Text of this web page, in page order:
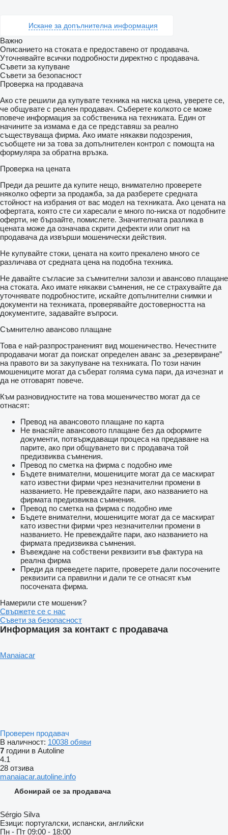
Искане за допълнителна информация
Важно
Описанието на стоката е предоставено от продавача.
Уточнявайте всички подробности директно с продавача.
Съвети за купуване
Съвети за безопасност
Проверка на продавача
Ако сте решили да купувате техника на ниска цена, уверете се,
че общувате с реален продавач. Съберете колкото се може
повече информация за собственика на техниката. Един от
начините за измама е да се представяш за реално
съществуваща фирма. Ако имате някакви подозрения,
съобщете ни за това за допълнителен контрол с помощта на
формуляра за обратна връзка.
Проверка на цената
Преди да решите да купите нещо, внимателно проверете
няколко оферти за продажба, за да разберете средната
стойност на избрания от вас модел на техниката. Ако цената на
офертата, която сте си харесали е много по-ниска от подобните
оферти, не бързайте, помислете. Значителната разлика в
цената може да означава скрити дефекти или опит на
продавача да извърши мошенически действия.
Не купувайте стоки, цената на които прекалено много се
различава от средната цена на подобна техника.
Не давайте съгласие за съмнителни залози и авансово плащане
на стоката. Ако имате някакви съмнения, не се страхувайте да
уточнявате подробностите, искайте допълнителни снимки и
документи на техниката, проверявайте достоверността на
документите, задавайте въпроси.
Съмнително авансово плащане
Това е най-разпространеният вид мошеничество. Нечестните
продавачи могат да поискат определен аванс за „резервиране”
на правото ви за закупуване на техниката. По този начин
мошениците могат да съберат голяма сума пари, да изчезнат и
да не отговарят повече.
Към разновидностите на това мошеничество могат да се
отнасят:
Превод на авансовото плащане по карта
Не внасяйте авансовото плащане без да оформите
документи, потвърждаващи процеса на предаване на
парите, ако при общуването ви с продавача той
предизвиква съмнения.
Превод по сметка на фирма с подобно име
Бъдете внимателни, мошениците могат да се маскират
като известни фирми чрез незначителни промени в
названието. Не превеждайте пари, ако названието на
фирмата предизвиква съмнения.
Превод по сметка на фирма с подобно име
Бъдете внимателни, мошениците могат да се маскират
като известни фирми чрез незначителни промени в
названието. Не превеждайте пари, ако названието на
фирмата предизвиква съмнения.
Въвеждане на собствени реквизити във фактура на
реална фирма
Преди да преведете парите, проверете дали посочените
реквизити са правилни и дали те се отнасят към
посочената фирма.
Намерили сте мошеник?
Свържете се с нас
Съвети за безопасност
Информация за контакт с продавача
Manaiacar
Проверен продавач
В наличност: 10038 обяви
7 години в Autoline
4.1
28 отзива
manaiacar.autoline.info
Абонирай се за продавача
Sérgio Silva
Езици: португалски, испански, английски
Пн - Пт 09:00 - 18:00